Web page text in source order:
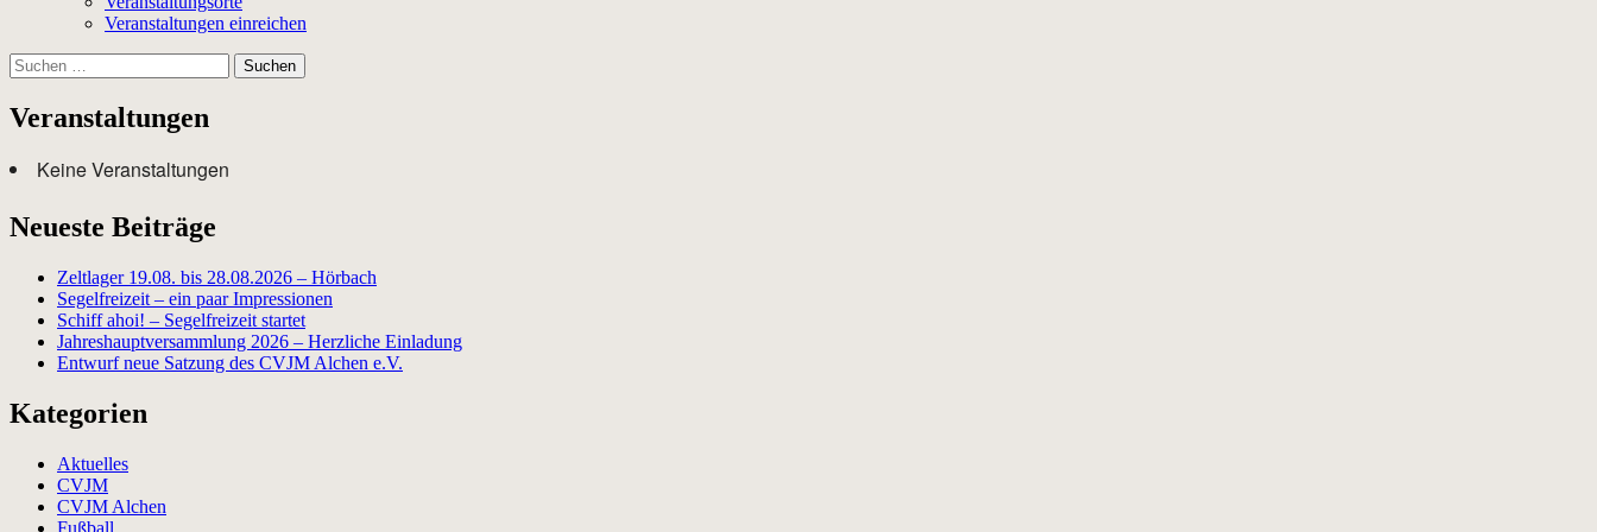
Veranstaltungen einreichen
Suchen
nach:
Veranstaltungen
Keine Veranstaltungen
Neueste Beiträge
Zeltlager 19.08. bis 28.08.2026 – Hörbach
Segelfreizeit – ein paar Impressionen
Schiff ahoi! – Segelfreizeit startet
Jahreshauptversammlung 2026 – Herzliche Einladung
Entwurf neue Satzung des CVJM Alchen e.V.
Kategorien
Aktuelles
CVJM
CVJM Alchen
Fußball